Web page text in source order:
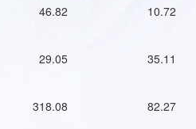
46.82 10.72
29.05 35.11
318.08 82.27